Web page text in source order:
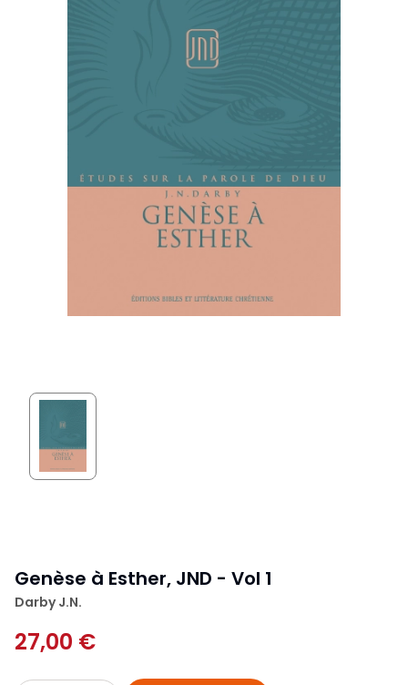
Genèse à Esther, JND - Vol 1
Darby J.N.
27,00 €